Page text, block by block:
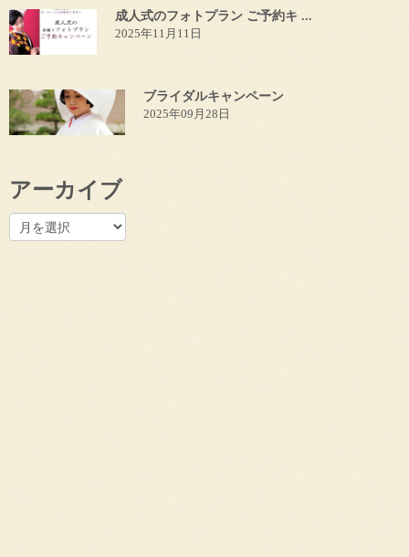
成人式のフォトプラン ご予約キ ...
2025年11月11日
ブライダルキャンペーン
2025年09月28日
アーカイブ